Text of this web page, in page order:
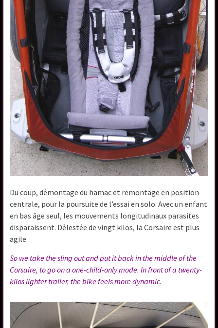
Du coup, démontage du hamac et remontage en position
centrale, pour la poursuite de l’essai en solo. Avec un enfant
en bas âge seul, les mouvements longitudinaux parasites
disparaissent. Délestée de vingt kilos, la Corsaire est plus
agile.
So we take the sling out and put it back in the middle of the
Corsaire, to go on a one-child-only mode. In front of a twenty-
kilos lighter trailer, the bike feels more dynamic.